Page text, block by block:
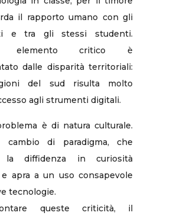
il rapporto umano con gli
e tra gli stessi studenti.
elemento critico è
dalle disparità territoriali:
del sud risulta molto
agli strumenti digitali.
è di natura culturale.
cambio di paradigma, che
la diffidenza in curiosità
e apra a un uso consapevole
tecnologie.
queste criticità, il